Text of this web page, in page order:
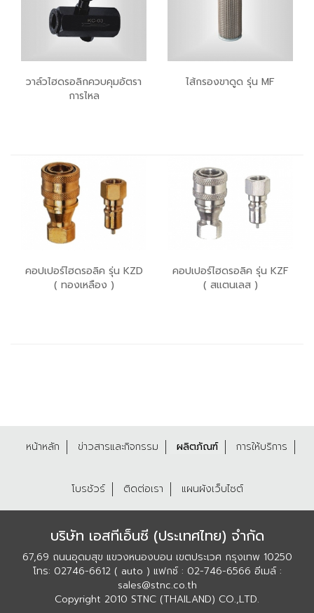
วาล์วไฮดรอลิกควบคุมอัตรา
การไหล
ไส้กรองขาดูด รุ่น MF
คอปเปอร์ไฮดรอลิค รุ่น KZD
( ทองเหลือง )
คอปเปอร์ไฮดรอลิค รุ่น KZF
( สแตนเลส )
หน้าหลัก ข่าวสารและกิจกรรม ผลิตภัณฑ์ การให้บริการ
โบรชัวร์ ติดต่อเรา แผนผังเว็บไซต์
บริษัท เอสทีเอ็นซี (ประเทศไทย) จำกัด
67,69 ถนนอุดมสุข แขวงหนองบอน เขตประเวศ กรุงเทพ 10250
โทร: 02746-6612 ( auto ) แฟกซ์ : 02-746-6566 อีเมล์ :
sales@stnc.co.th
Copyright 2010 STNC (THAILAND) CO.,LTD.